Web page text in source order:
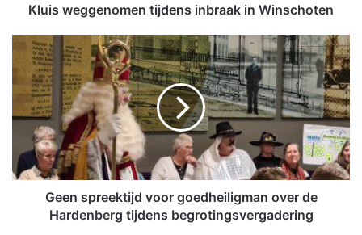
m
n
t
d
e
Kluis weggenomen tijdens inbraak in Winschoten
e
n
s
e
e
Geen spreektijd voor goedheiligman over de
Hardenberg tijdens begrotingsvergadering